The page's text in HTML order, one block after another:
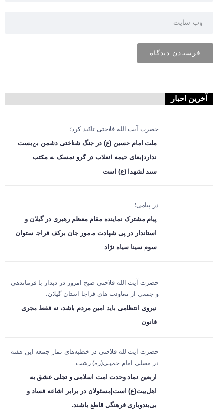
آخرین اخبار
حضرت آیت الله فلاحتی تاکید کرد؛
ملت امام حسین (ع) در جنگ شناختی دشمن بن‌بست
ندارد|بقای خیمه انقلاب در گرو تمسک به مکتب
سیدالشهدا (ع) است
در پیامی؛
پیام مشترک نماینده مقام معظم رهبری در گیلان و
استاندار در پی شهادت مامور جان برکف فراجا ستوان
سوم سینا سیاه نژاد
حضرت آیت الله فلاحتی صبح امروز در دیدار با فرماندهی
و جمعی از معاونت های فراجا استان گیلان:
نیروی انتظامی باید امین مردم باشد، نه فقط مجری
قانون
حضرت آیت‌الله فلاحتی در خطبه‌های نماز جمعه این هفته
در مصلی امام خمینی(ره) رشت:
اربعین نماد وحدت امت اسلامی و تجلی عشق به
اهل‌بیت(ع) است|مسئولان در برابر اشاعه فساد و
بی‌بندوباری فرهنگی قاطع باشند.